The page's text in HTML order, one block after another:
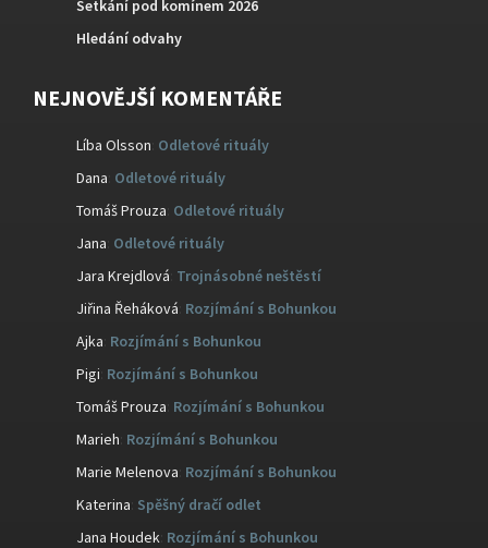
Setkání pod komínem 2026
Hledání odvahy
NEJNOVĚJŠÍ KOMENTÁŘE
Líba Olsson Odletové rituály
Dana Odletové rituály
Tomáš Prouza Odletové rituály
Jana Odletové rituály
Jara Krejdlová Trojnásobné neštěstí
Jiřina Řeháková Rozjímání s Bohunkou
Ajka Rozjímání s Bohunkou
Pigi Rozjímání s Bohunkou
Tomáš Prouza Rozjímání s Bohunkou
Marieh Rozjímání s Bohunkou
Marie Melenova Rozjímání s Bohunkou
Katerina Spěšný dračí odlet
Jana Houdek Rozjímání s Bohunkou